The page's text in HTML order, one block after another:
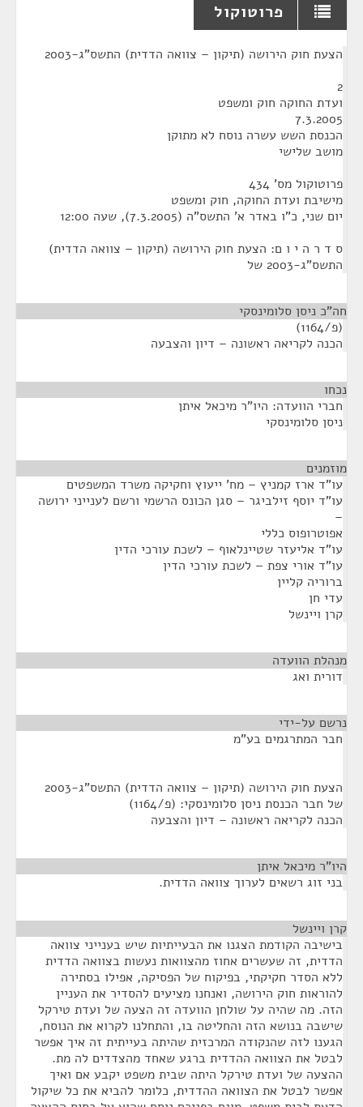
פרוטוקול
הצעת חוק הירושה (תיקון – צוואה הדדית) התשס"ג-2003
2
ועדת החוקה חוק ומשפט
7.3.2005
הכנסת השש עשרה נוסח לא מתוקן
מושב שלישי
פרוטוקול מס' 434
מישיבת ועדת החוקה, חוק ומשפט
יום שני, כ"ו באדר א' התשס"ה (7.3.2005), שעה 12:00
ס ד ר ה י ו ם: הצעת חוק הירושה (תיקון – צוואה הדדית)
התשס"ג-2003 של
חה"כ ניסן סלומינסקי
(פ/1164)
הכנה לקריאה ראשונה – דיון והצבעה
נכחו
חברי הוועדה: היו"ר מיכאל איתן
ניסן סלומינסקי
מוזמנים
עו"ד ארז קמניץ – מח' ייעוץ וחקיקה משרד המשפטים
עו"ד יוסף זילביגר – סגן הכונס הרשמי ורשם לענייני ירושה
–
אפוטרופוס כללי
עו"ד אליעזר שטיינלאוף – לשכת עורכי הדין
עו"ד אורי צפת – לשכת עורכי הדין
ברוריה קליין
עדי חן
קרן ויינשל
מנהלת הוועדה
דורית ואג
נרשם על-ידי
חבר המתרגמים בע"מ
הצעת חוק הירושה (תיקון – צוואה הדדית) התשס"ג-2003
של חבר הכנסת ניסן סלומינסקי: (פ/1164)
הכנה לקריאה ראשונה – דיון והצבעה
היו"ר מיכאל איתן
בני זוג רשאים לערוך צוואה הדדית.
קרן ויינשל
בישיבה הקודמת הצגנו את הבעייתיות שיש בענייני צוואה
הדדית, זה שעשרים אחוז מהצוואות נעשות בצוואה הדדית
ללא הסדר חקיקתי, בפיקוח של הפסיקה, אפילו בסתירה
להוראות חוק הירושה, ואנחנו מציעים להסדיר את העניין
הזה. מה שהיה על שולחן הוועדה זה הצעה של ועדת טירקל
שישבה בנושא הזה והחליטה בו, והתחלנו לקרוא את הנוסח,
הגענו לזה שהנקודה המרכזית שהיתה בעייתית זה איך אפשר
לבטל את הצוואה ההדדית ברגע שאחד מהצדדים לה מת.
ההצעה של ועדת טירקל היתה שבית משפט יקבע אם ואיך
אפשר לבטל את הצוואה ההדדית, כלומר להביא את כל שיקול